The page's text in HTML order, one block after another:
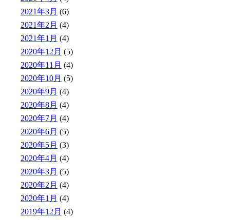
2021年3月 (6)
2021年2月 (4)
2021年1月 (4)
2020年12月 (5)
2020年11月 (4)
2020年10月 (5)
2020年9月 (4)
2020年8月 (4)
2020年7月 (4)
2020年6月 (5)
2020年5月 (3)
2020年4月 (4)
2020年3月 (5)
2020年2月 (4)
2020年1月 (4)
2019年12月 (4)